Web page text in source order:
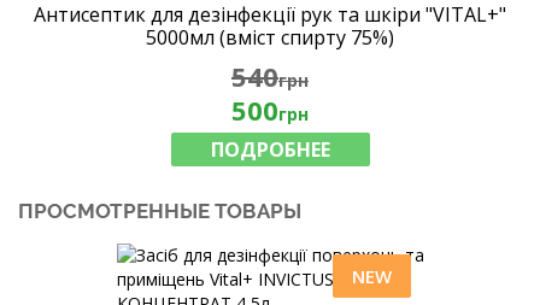
Антисептик для дезінфекції рук та шкіри "VITAL+"
5000мл (вміст спирту 75%)
540грн
500грн
ПОДРОБНЕЕ
ПРОСМОТРЕННЫЕ ТОВАРЫ
NEW